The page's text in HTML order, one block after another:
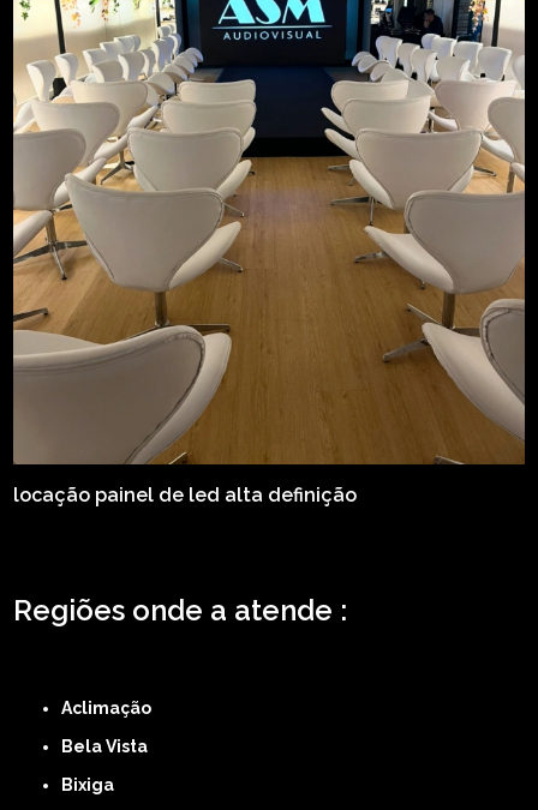
locação painel de led alta definição
Regiões onde a atende :
Aclimação
Bela Vista
Bixiga